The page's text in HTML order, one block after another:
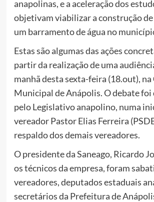
anapolinas, e a aceleração dos
objetivam viabilizar a construção
um barramento de água no
Estas são algumas das ações
partir da realização de uma
manhã desta sexta-feira (18.out), na
Municipal de Anápolis. O debate foi
pelo Legislativo anapolino, numa
vereador Pastor Elias Ferreira
respaldo dos demais vereadores.
O presidente da Saneago, Ricardo
os técnicos da empresa, foram
vereadores, deputados estaduais
secretários da Prefeitura de